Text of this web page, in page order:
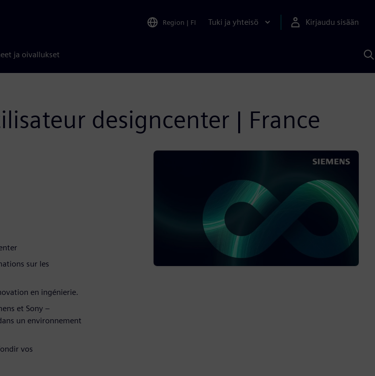
Region | FI Tuki ja yhteisö Kirjaudu sisään
ja oivallukset
designcenter | France
sur les
en ingénierie.
et Sony –
un environnement
vos